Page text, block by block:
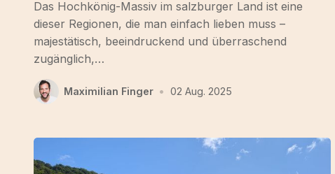
Das Hochkönig-Massiv im salzburger Land ist eine
dieser Regionen, die man einfach lieben muss –
majestätisch, beeindruckend und überraschend
zugänglich,…
Maximilian Finger • 02 Aug. 2025